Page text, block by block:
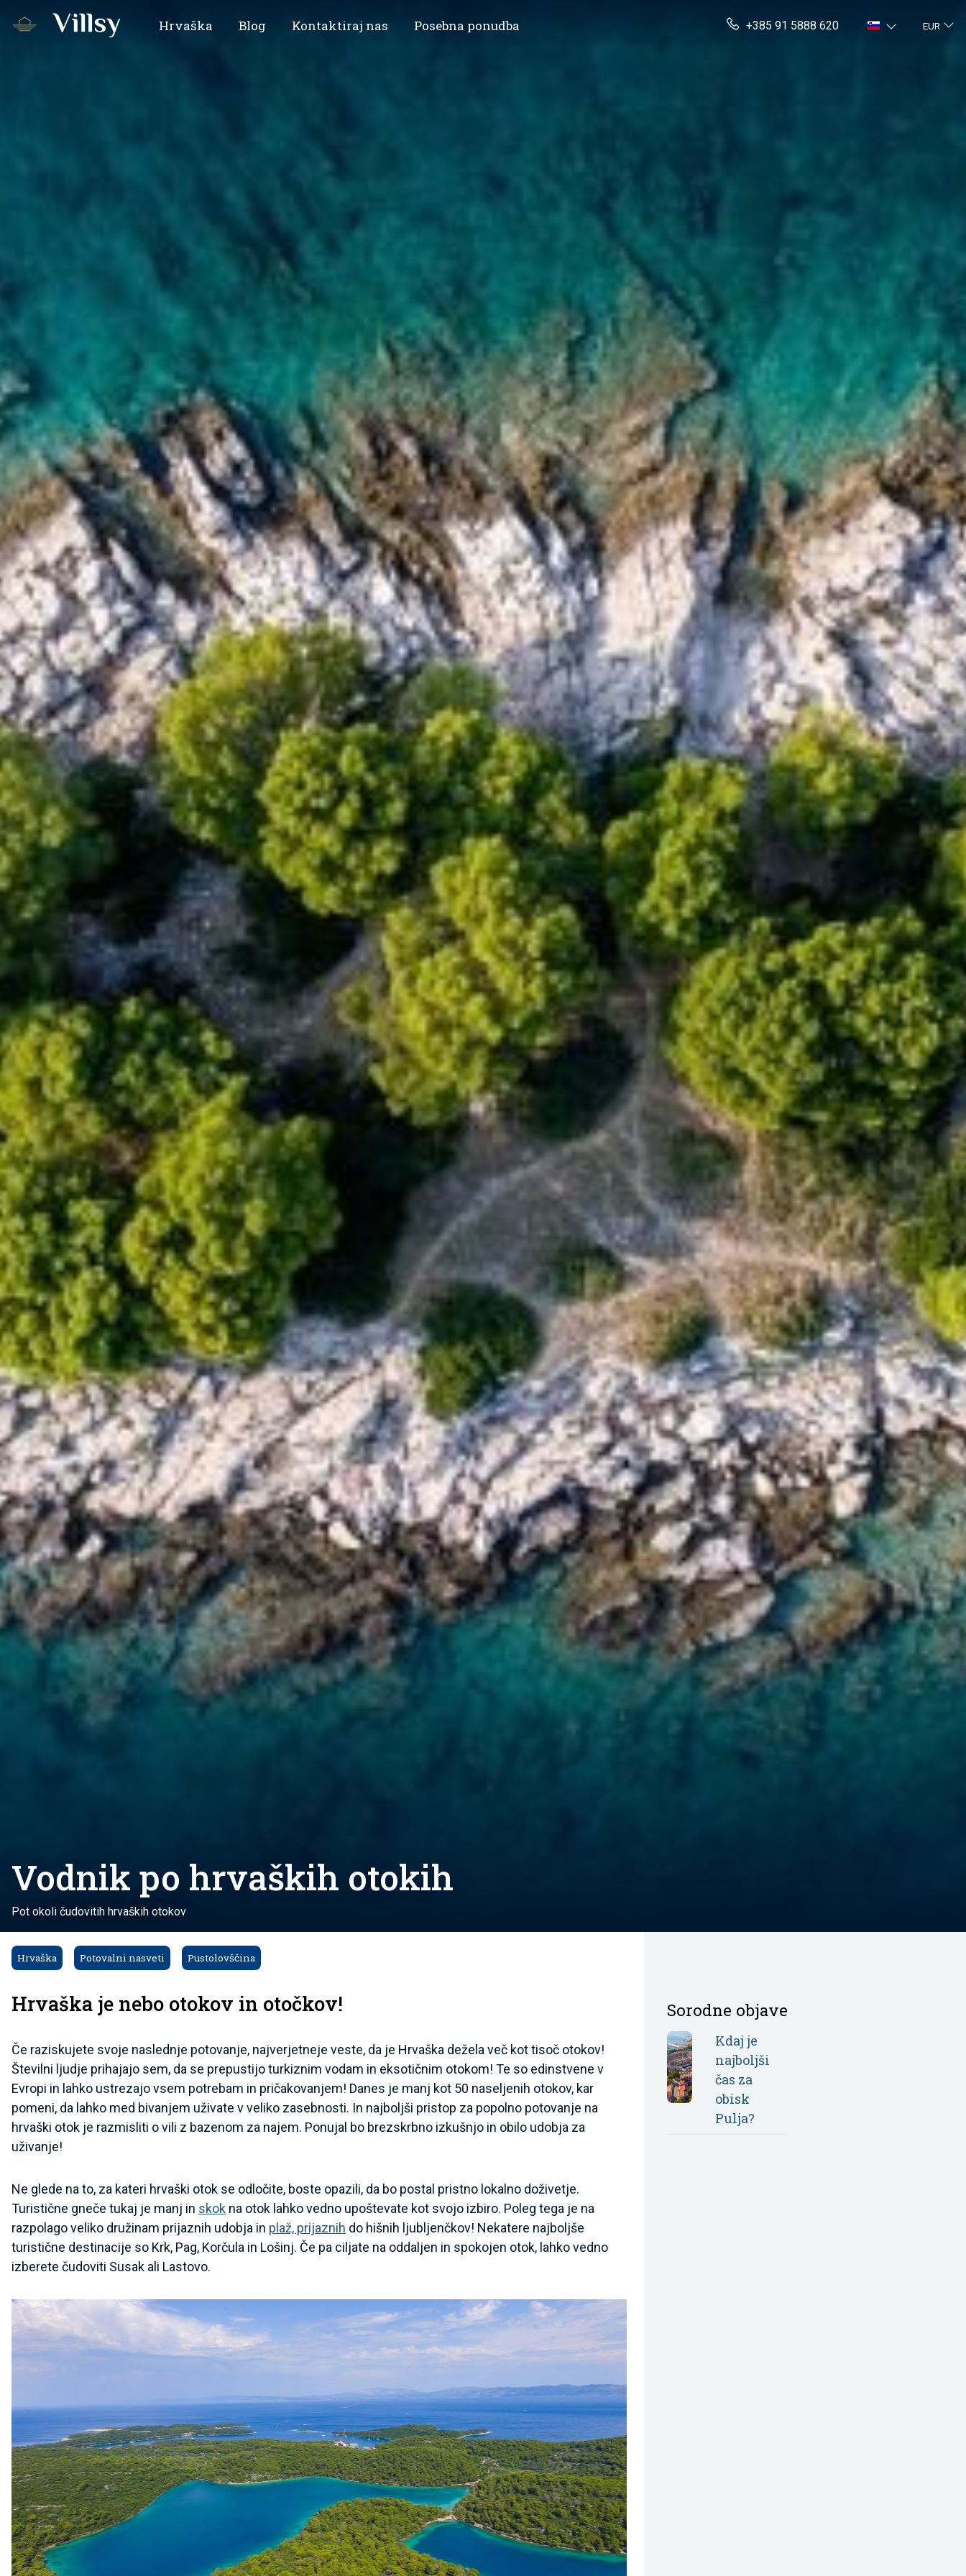
Hrvaška Blog Kontaktiraj nas Posebna ponudba +385 91 5888 620 EUR
Vodnik po hrvaških otokih
Pot okoli čudovitih hrvaških otokov
Hrvaška Potovalni nasveti Pustolovščina
Hrvaška je nebo otokov in otočkov!
Če raziskujete svoje naslednje potovanje, najverjetneje veste, da je Hrvaška dežela več kot tisoč otokov!
Številni ljudje prihajajo sem, da se prepustijo turkiznim vodam in eksotičnim otokom! Te so edinstvene v
Evropi in lahko ustrezajo vsem potrebam in pričakovanjem! Danes je manj kot 50 naseljenih otokov, kar
pomeni, da lahko med bivanjem uživate v veliko zasebnosti. In najboljši pristop za popolno potovanje na
hrvaški otok je razmisliti o vili z bazenom za najem. Ponujal bo brezskrbno izkušnjo in obilo udobja za
uživanje!
Ne glede na to, za kateri hrvaški otok se odločite, boste opazili, da bo postal pristno lokalno doživetje.
Turistične gneče tukaj je manj in skok na otok lahko vedno upoštevate kot svojo izbiro. Poleg tega je na
razpolago veliko družinam prijaznih udobja in plaž, prijaznih do hišnih ljubljenčkov! Nekatere najboljše
turistične destinacije so Krk, Pag, Korčula in Lošinj. Če pa ciljate na oddaljen in spokojen otok, lahko vedno
izberete čudoviti Susak ali Lastovo.
Sorodne objave
Kdaj je
najboljši
čas za
obisk
Pulja?